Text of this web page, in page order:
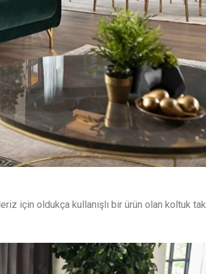
için oldukça kullanışlı bir ürün olan koltuk